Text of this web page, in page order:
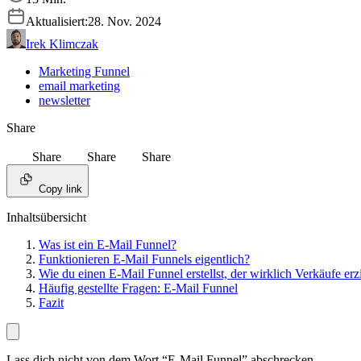
Aktualisiert:28. Nov. 2024
Irek Klimczak
Marketing Funnel
email marketing
newsletter
Share
Share Share Share
Copy link
Inhaltsübersicht
Was ist ein E-Mail Funnel?
Funktionieren E-Mail Funnels eigentlich?
Wie du einen E-Mail Funnel erstellst, der wirklich Verkäufe
Häufig gestellte Fragen: E-Mail Funnel
Fazit